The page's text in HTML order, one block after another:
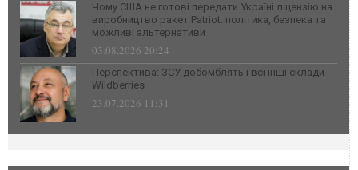
Чому США не готові передати Україні ліцензію на
виробництво ракет Patriot: політика, безпека та
можливі альтернативи
03.08.2026 20:24
Перспектива: ЗСУ добомблять і всі інші склади
Wildberries
23.07.2026 11:31